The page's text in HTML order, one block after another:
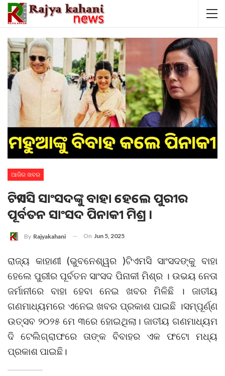
ଆଜିର ଖବର
ଟିଏମସି ସାଂସଦଙ୍କୁ ବାହା ହେଲେ ପୁରୀର
ପୂର୍ବତନ ସାଂସଦ ପିନାକୀ ମିଶ୍ର ।
By Rajyakahani On Jun 5, 2025
ରାଜ୍ୟ କାହାଣୀ (ଭୁବନେଶ୍ୱର )ଟିଏମସି ସାଂସଦଙ୍କୁ ବାହା
ହେଲେ ପୁରୀର ପୂର୍ବତନ ସାଂସଦ ପିନାକୀ ମିଶ୍ର । ଉଭୟ ନେତା
ଜର୍ମାନୀରେ ବାହା ହେବା ନେଇ ଖବର ମିଳିଛି । ଜାତୀୟ
ଗଣମାଧ୍ୟମରେ ଏନେଇ ଖବର ପ୍ରକାଶ ପାଇଛି ।ସମ୍ପୂର୍ଣ୍ଣ
ଉତ୍ସବ ୨୦୨୫ ମେ ୩ରେ ହୋଇଥିଲା। ଜାତୀୟ ଗଣମାଧ୍ୟମ
ଦି ଟେଲିଗ୍ରାଫରେ ତାଙ୍କ ବିବାହର ଏକ ଫଟୋ ମଧ୍ୟ
ପ୍ରକାଶ ପାଇଛି।